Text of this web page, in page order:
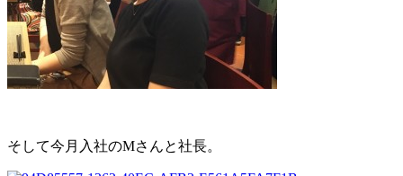
そして今月入社のMさんと社長。